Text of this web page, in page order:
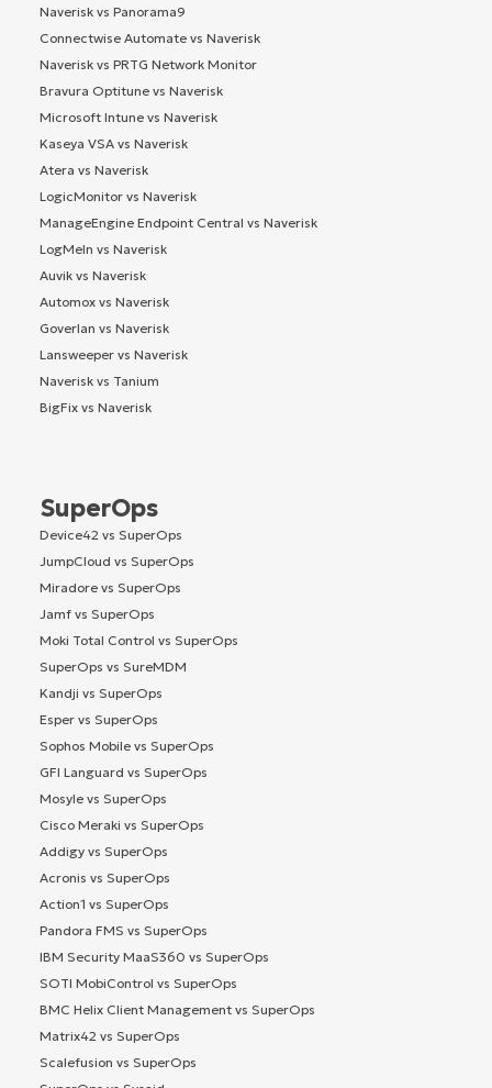
Naverisk vs Panorama9
Connectwise Automate vs Naverisk
Naverisk vs PRTG Network Monitor
Bravura Optitune vs Naverisk
Microsoft Intune vs Naverisk
Kaseya VSA vs Naverisk
Atera vs Naverisk
LogicMonitor vs Naverisk
ManageEngine Endpoint Central vs Naverisk
LogMeIn vs Naverisk
Auvik vs Naverisk
Automox vs Naverisk
Goverlan vs Naverisk
Lansweeper vs Naverisk
Naverisk vs Tanium
BigFix vs Naverisk
SuperOps
Device42 vs SuperOps
JumpCloud vs SuperOps
Miradore vs SuperOps
Jamf vs SuperOps
Moki Total Control vs SuperOps
SuperOps vs SureMDM
Kandji vs SuperOps
Esper vs SuperOps
Sophos Mobile vs SuperOps
GFI Languard vs SuperOps
Mosyle vs SuperOps
Cisco Meraki vs SuperOps
Addigy vs SuperOps
Acronis vs SuperOps
Action1 vs SuperOps
Pandora FMS vs SuperOps
IBM Security MaaS360 vs SuperOps
SOTI MobiControl vs SuperOps
BMC Helix Client Management vs SuperOps
Matrix42 vs SuperOps
Scalefusion vs SuperOps